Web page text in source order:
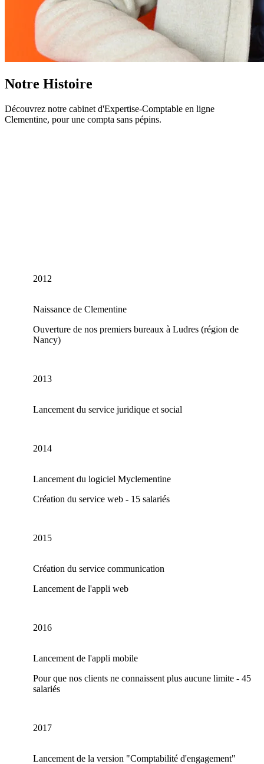
Notre Histoire
Découvrez notre cabinet d'Expertise-Comptable en ligne
Clementine, pour une compta sans pépins.
2012
Naissance de Clementine
Ouverture de nos premiers bureaux à Ludres (région de
Nancy)
2013
Lancement du service juridique et social
2014
Lancement du logiciel Myclementine
Création du service web - 15 salariés
2015
Création du service communication
Lancement de l'appli web
2016
Lancement de l'appli mobile
Pour que nos clients ne connaissent plus aucune limite - 45
salariés
2017
Lancement de la version "Comptabilité d'engagement"